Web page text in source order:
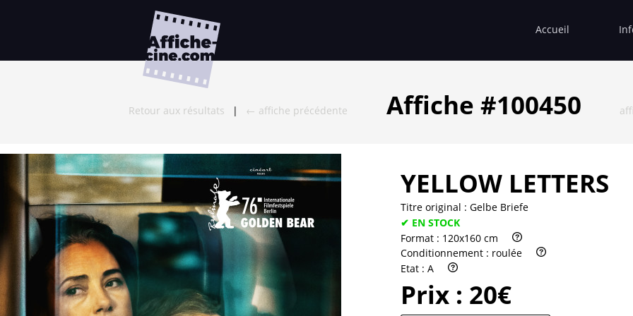
Accueil
Retour aux résultats | ← affiche précédente Affiche #100450
YELLOW LETTERS
Titre original : Gelbe Briefe
✔ EN STOCK
Format : 120x160 cm
Conditionnement : roulée
Etat : A
Prix : 20€